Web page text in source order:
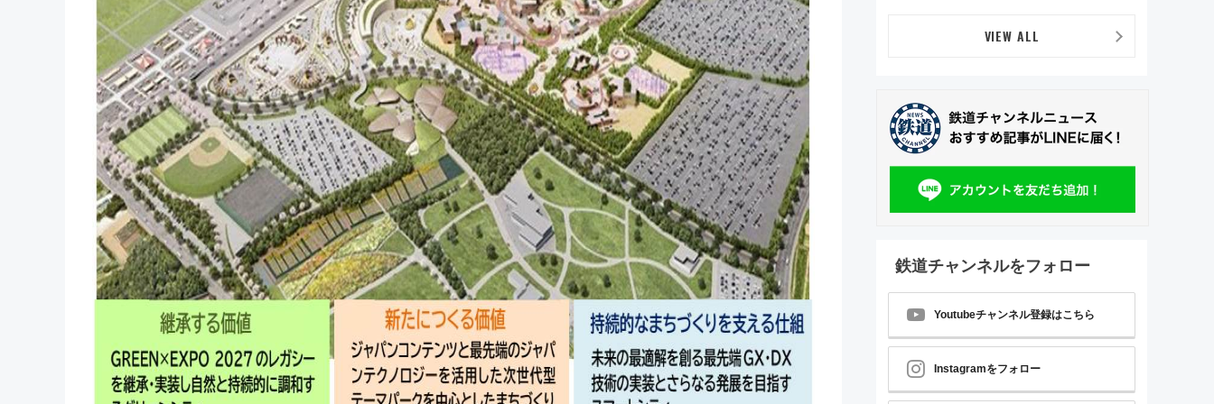
【2026年8月】
VIEW ALL
鉄道チャンネルをフォロー
Youtubeチャンネル登録はこちら
Instagramをフォロー